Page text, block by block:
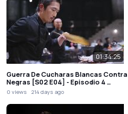
01:34:25
Guerra De Cucharas Blancas Contra
Negras [S02 E04] - Episodio 4 …
0 views 214 days ago